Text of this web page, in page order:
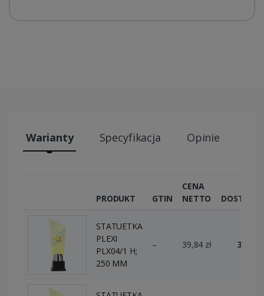
Warianty Specyfikacja Opinie
PRODUKT GTIN
CENA
NETTO
STATUETKA
PLEXI
PLX04/1 H;
250 MM
– 39,84 zł 3 szt.